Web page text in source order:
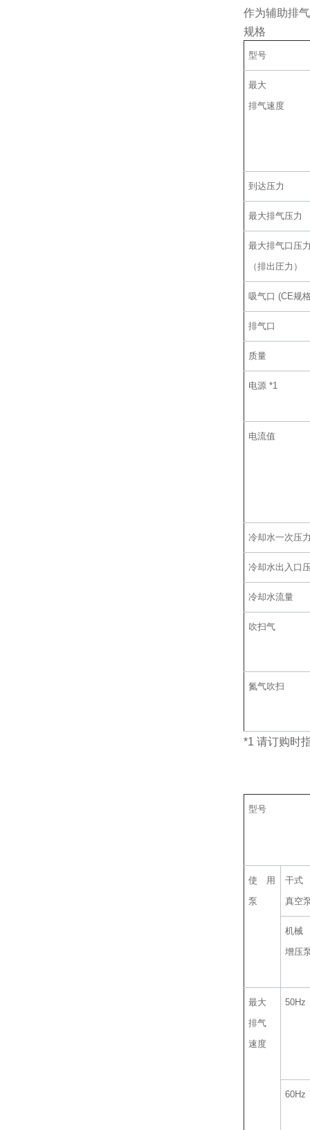
作为辅助排
规格
型号
最大
排气速度
到达压力
最大排气压力
最大排气口压
（排出圧力）
吸气口 (CE规
排气口
质量
电源 *1
电流值
冷却水一次压
冷却水出入口
冷却水流量
吹扫气
氮气吹扫
*1 请订购时
型号
使用
泵
干式
真空
机械
增压
最大
排气
速度
50Hz
60Hz